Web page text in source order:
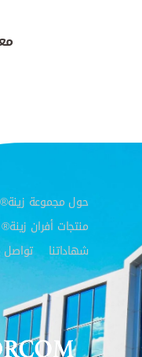
حول مجموعة زينة®
منتجات أفران زينة®
شهاداتنا
تواصل